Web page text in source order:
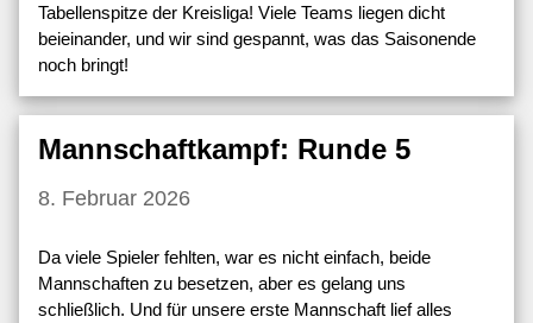
Tabellenspitze der Kreisliga! Viele Teams liegen dicht
beieinander, und wir sind gespannt, was das Saisonende
noch bringt!
Mannschaftkampf: Runde 5
8. Februar 2026
Da viele Spieler fehlten, war es nicht einfach, beide
Mannschaften zu besetzen, aber es gelang uns
schließlich. Und für unsere erste Mannschaft lief alles